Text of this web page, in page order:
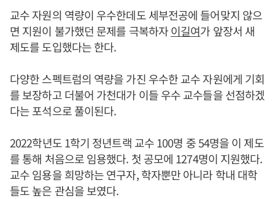
교수 자원의 역량이 우수한데도 세부전공에 들어맞지 않으
면 지원이 불가했던 문제를 극복하자이길여가 앞장서 새
제도를 도입했다는 한다.
다양한 스펙트럼의 역량을 가진 우수한 교수 자원에게 기회
를 보장하고 더불어 가천대가 이들 우수 교수들을 선점하겠
다는 포석으로 풀이된다.
2022학년도 1학기 정년트랙 교수 100명 중 54명을 이 제도
를 통해 처음으로 임용했다. 첫 공모에 1274명이 지원했다.
교수 임용을 희망하는 연구자, 학자뿐만 아니라 학내 대학
들도 높은 관심을 보였다.